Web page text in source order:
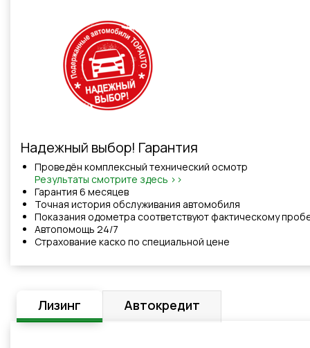
Надежный выбор! Гарантия
Проведён комплексный технический осмотр
Результаты смотрите здесь >>
Гарантия 6 месяцев
Точная история обслуживания автомобиля
Показания одометра соответствуют фактическому
Автопомощь 24/7
Cтрахованиe каско по специальной цене
Лизинг Автокредит